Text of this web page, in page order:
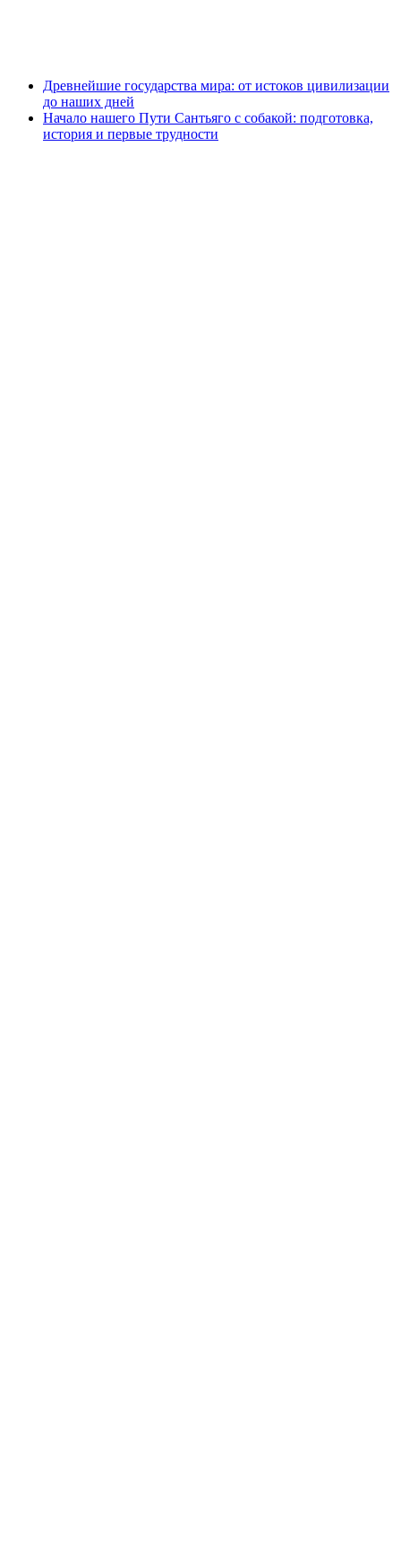
Древнейшие государства мира: от истоков цивилизации
до наших дней
Начало нашего Пути Сантьяго с собакой: подготовка,
история и первые трудности